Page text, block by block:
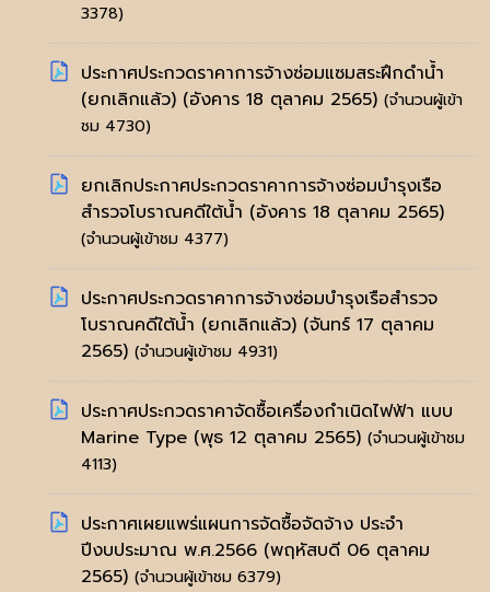
3378)
ประกาศประกวดราคาการจ้างซ่อมแซมสระฝึกดำน้ำ
(ยกเลิกแล้ว) (อังคาร 18 ตุลาคม 2565) (จำนวนผู้เข้า
ชม 4730)
ยกเลิกประกาศประกวดราคาการจ้างซ่อมบำรุงเรือ
สำรวจโบราณคดีใต้น้ำ (อังคาร 18 ตุลาคม 2565)
(จำนวนผู้เข้าชม 4377)
ประกาศประกวดราคาการจ้างซ่อมบำรุงเรือสำรวจ
โบราณคดีใต้น้ำ (ยกเลิกแล้ว) (จันทร์ 17 ตุลาคม
2565) (จำนวนผู้เข้าชม 4931)
ประกาศประกวดราคาจัดซื้อเครื่องกำเนิดไฟฟ้า แบบ
Marine Type (พุธ 12 ตุลาคม 2565) (จำนวนผู้เข้าชม
4113)
ประกาศเผยแพร่แผนการจัดซื้อจัดจ้าง ประจำ
ปีงบประมาณ พ.ศ.2566 (พฤหัสบดี 06 ตุลาคม
2565) (จำนวนผู้เข้าชม 6379)